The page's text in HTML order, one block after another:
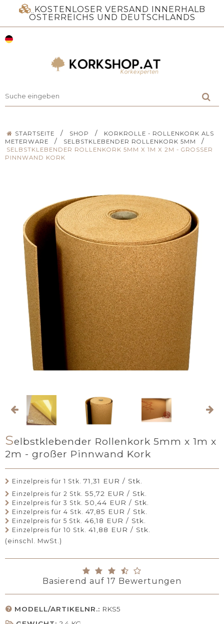
KOSTENLOSER VERSAND INNERHALB
ÖSTERREICHS UND DEUTSCHLANDS
STARTSEITE / SHOP /
KORKROLLE - ROLLENKORK ALS
METERWARE
/ SELBSTKLEBENDER ROLLENKORK 5MM /
SELBSTKLEBENDER ROLLENKORK 5MM X 1M X 2M - GROSSER P
INNWAND KORK
Selbstklebender Rollenkork 5mm x 1m x
2m - großer Pinnwand Kork
Einzelpreis für 1 Stk. 71,31 EUR / Stk.
Einzelpreis für 2 Stk. 55,72 EUR / Stk.
Einzelpreis für 3 Stk. 50,44 EUR / Stk.
Einzelpreis für 4 Stk. 47,85 EUR / Stk.
Einzelpreis für 5 Stk. 46,18 EUR / Stk.
Einzelpreis für 10 Stk. 41,88 EUR / Stk.
(einschl. MwSt.)
Basierend auf 17 Bewertungen
MODELL/ARTIKELNR.: RKS5